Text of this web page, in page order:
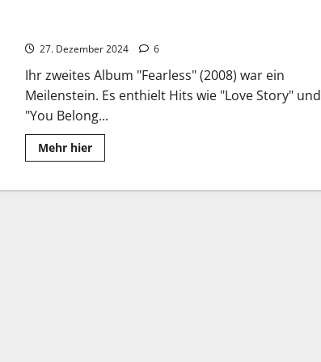
27. Dezember 2024 6
Ihr zweites Album "Fearless" (2008) war ein
Meilenstein. Es enthielt Hits wie "Love Story" und
"You Belong...
Mehr hierRead
more
Swift: